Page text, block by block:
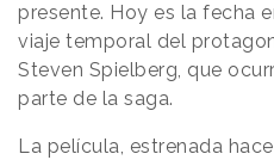
presente. Hoy es la fecha
viaje temporal del
Steven Spielberg, que
parte de la saga.
La película, estrenada